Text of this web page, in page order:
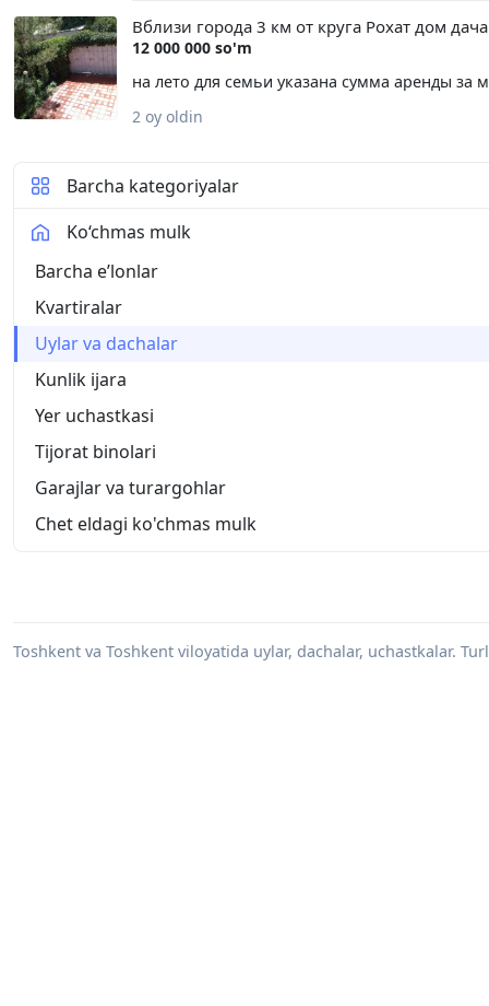
локацию и видео отправлю в тлгр . пишите
Вблизи города 3 км от круга Рохат дом
12 000 000 so'm
на лето для семьи указана сумма аренды за
2 oy oldin
Barcha kategoriyalar
Ko‘chmas mulk
Barcha eʼlonlar
Kvartiralar
Uylar va dachalar
Kunlik ijara
Yer uchastkasi
Tijorat binolari
Garajlar va turargohlar
Chet eldagi ko'chmas mulk
Toshkent va Toshkent viloyatida uylar, dachalar, uchastkalar.